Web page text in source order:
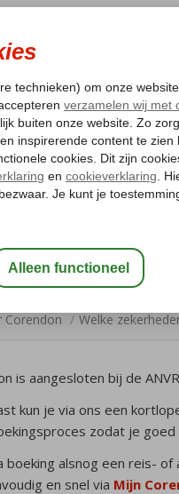
Corendon / Welke
is aangesloten bij de
kun je via ons een
zodat je
boeking alsnog een reis-
en snel via Mijn